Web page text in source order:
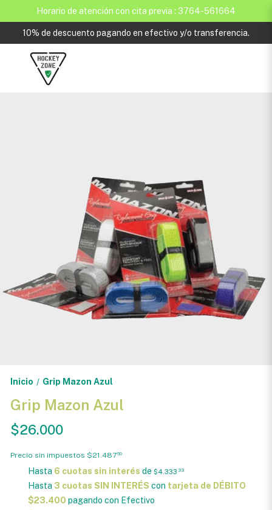
Horario de atención con cita previa : 3764-561664
10% de descuento pagando en efectivo y/o transferencia.
Inicio / Grip Mazon Azul
Grip Mazon Azul
$26.000
Precio sin impuestos $21.48760
Hasta 6 cuotas sin interés de $4.333 33
Hasta 3 cuotas SIN INTERÉS con tarjeta de DÉBITO
$23.400 pagando con Efectivo